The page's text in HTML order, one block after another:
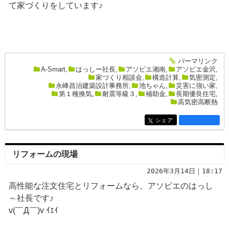
て家づくりをしています♪
entry2671
パーマリンク
A-Smart, はっしー社長, アソビエ湘南, アソビエ金沢 ,
家づくり相談会, 構造計算, 気密測定,
永峰昌治建築設計事務所, 池ちゃん, 災害に強い家,
第１種換気, 耐震等級３ , 補助金, 長期優良住宅,
高気密高断熱
entry2671
シェア
リフォームの現場
2026年3月14日｜18:17
高性能な注文住宅とリフォームなら、アソビエのはっし
～社長です♪
v(￣Д￣)v ｲｴｲ